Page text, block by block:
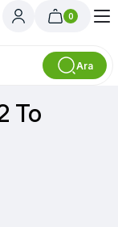
Ara
0
To